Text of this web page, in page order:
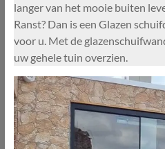
langer van het mooie buiten
Ranst? Dan is een Glazen
voor u. Met de
uw gehele tuin overzien.